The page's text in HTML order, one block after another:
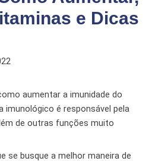
e Dicas
aumentar a imunidade do
imunológico é responsável pela
de outras funções muito
se busque a melhor maneira de